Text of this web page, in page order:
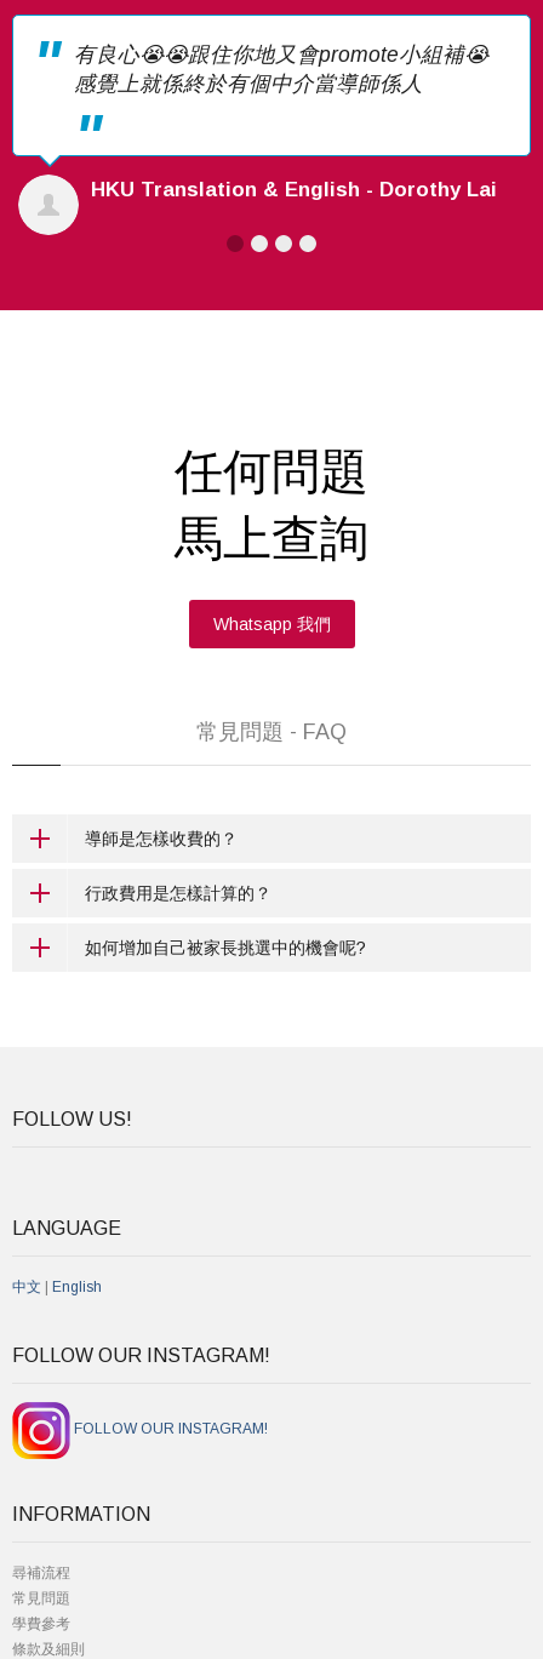
有良心😭😭跟住你地又會promote小組補😭
感覺上就係終於有個中介當導師係人
HKU Translation & English - Dorothy Lai
任何問題
馬上查詢
Whatsapp 我們
常見問題 - FAQ
導師是怎樣收費的？
行政費用是怎樣計算的？
如何增加自己被家長挑選中的機會呢?
FOLLOW US!
LANGUAGE
中文 | English
FOLLOW OUR INSTAGRAM!
FOLLOW OUR INSTAGRAM!
INFORMATION
尋補流程
常見問題
學費參考
條款及細則